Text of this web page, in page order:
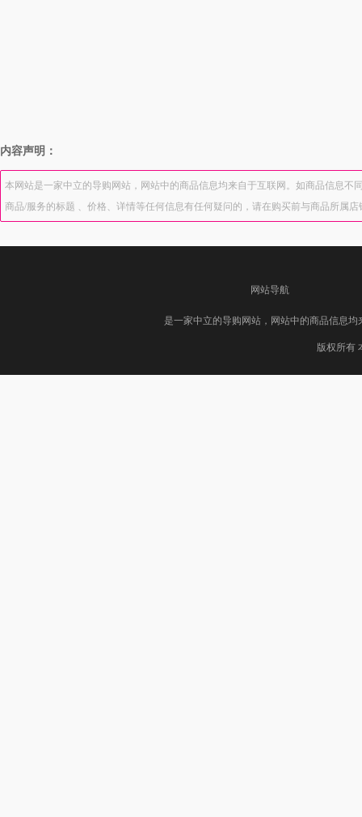
内容声明：
本网站是一家中立的导购网站，网站中的商品信息均来自于互联网。如商品信息
商品/服务的标题 、价格、详情等任何信息有任何疑问的，请在购买前与商品所属
网站导航
是一家中立的导购网站，网站中的商品信息
版权所有